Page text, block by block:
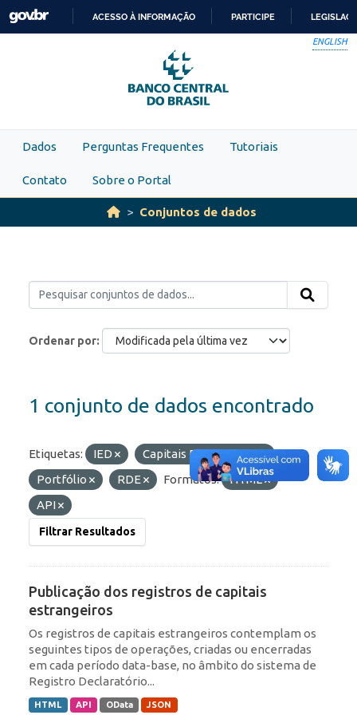
Skip to main content
PARA
O
CONTEÚDO
ACESSO À INFORMAÇÃO PARTICIPE
ENGLISH
Dados Perguntas Frequentes Tutoriais
Contato Sobre o Portal
Conjuntos de dados
Ordenar por
1 conjunto de dados encontrado
Etiquetas: IED
Capitais Estrangeiros
Portfólio
RDE Formatos:
HTML
API
Filtrar Resultados
Publicação dos registros de capitais
estrangeiros
Os registros de capitais estrangeiros contemplam os
seguintes tipos de operações, criadas ou encerradas
em cada período data-base, no âmbito do sistema de
Registro Declaratório...
HTML API OData JSON